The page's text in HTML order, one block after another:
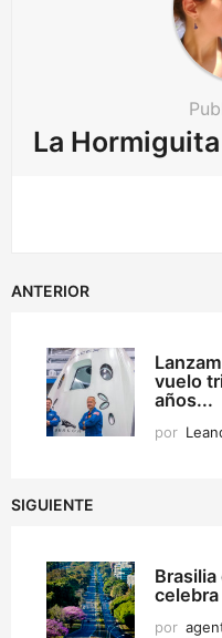
La
ANTERIOR
vuelo
años...
por
SIGUIENTE
por